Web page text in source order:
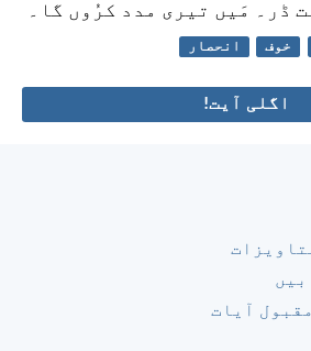
ڈر۔ مَیں تیری مدد کرُوں گا۔
خوف انحصار
اگلی آیت!
آیات